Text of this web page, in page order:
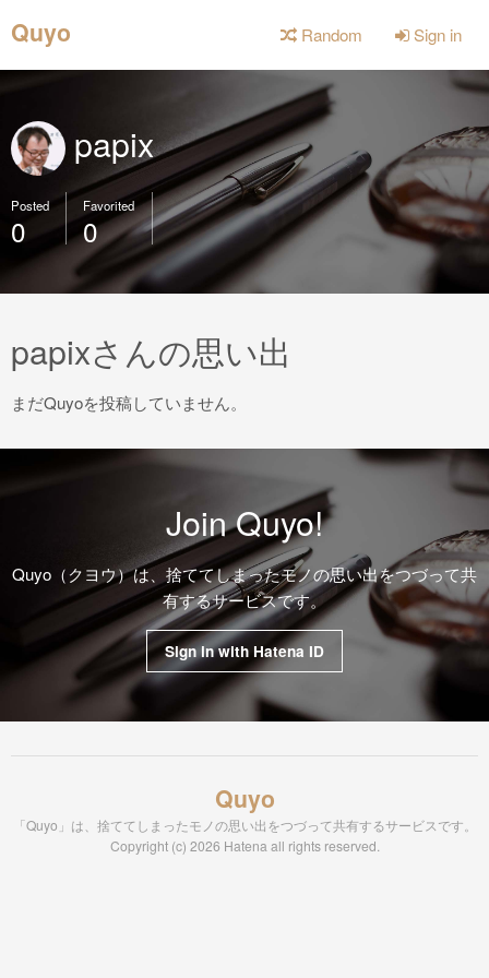
Quyo Random Sign in
papix
Posted
0
Favorited
0
papixさんの思い出
まだQuyoを投稿していません。
Join Quyo!
Quyo（クヨウ）は、捨ててしまったモノの思い出をつづって共
有するサービスです。
Sign in with Hatena ID
Quyo
「Quyo」は、捨ててしまったモノの思い出をつづって共有するサービスです。
Copyright (c) 2026 Hatena all rights reserved.